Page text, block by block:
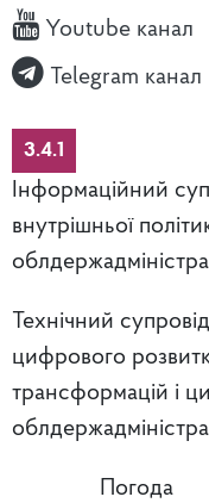
Youtube канал
Telegram канал
3.4.1
Інформаційний
внутрішньої
Технічний
цифрового
трансформацій і
Погода